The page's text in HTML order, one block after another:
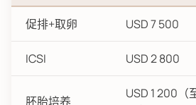
促排+取卵 USD 7 500
ICSI USD 2 800
胚胎培养
USD 1 200（